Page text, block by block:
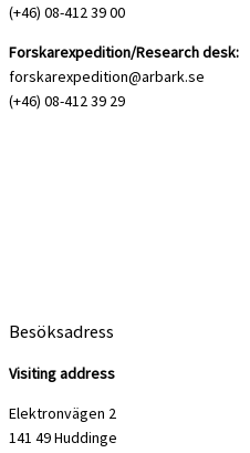
(+46) 08-412 39 00
Forskarexpedition/Research desk:
forskarexpedition@arbark.se
(+46) 08-412 39 29
Besöksadress
Visiting address
Elektronvägen 2
141 49 Huddinge